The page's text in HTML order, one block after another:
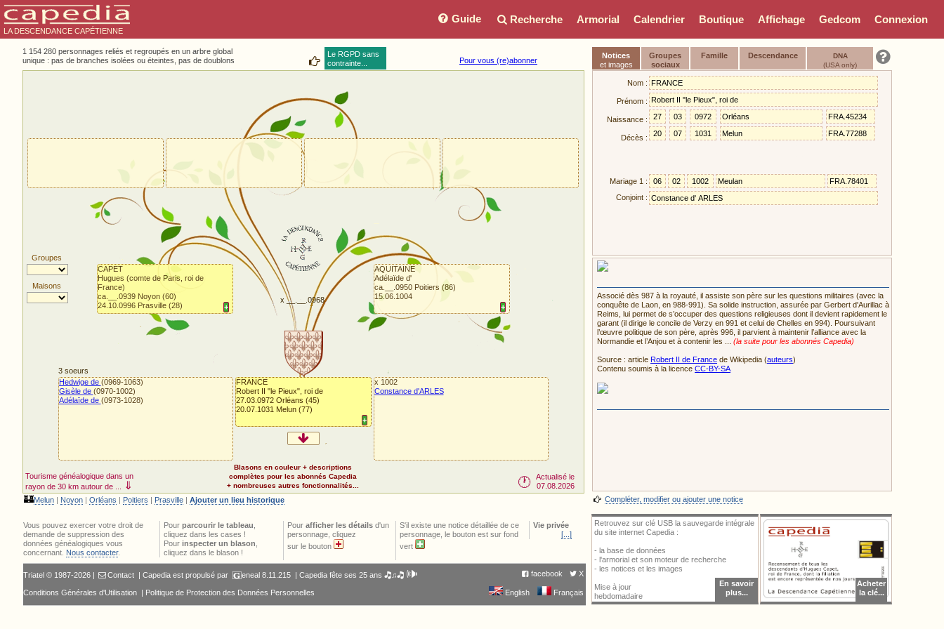
LA DESCENDANCE CAPÉTIENNE
Connexion
Gedcom
Affichage
Boutique
Calendrier
Armorial
Recherche
Guide
1 154 280 personnages reliés et regroupés en un arbre global
unique : pas de branches isolées ou éteintes, pas de doublons
Le RGPD sans
contrainte...
Pour vous (re)abonner
Groupes
Maisons
Tourisme généalogique dans un
rayon de 30 km autour de ...
⇓
+
FRANCE
Robert II "le Pieux", roi de
27.03.0972 Orléans (45)
20.07.1031 Melun (77)
+
CAPET
Hugues (comte de Paris, roi de
France)
ca.__.0939 Noyon (60)
24.10.0996 Prasville (28)
+
AQUITAINE
Adélaïde d'
ca.__.0950 Poitiers (86)
15.06.1004
x __.__.0968
3 soeurs
Hedwige de (0969-1063)
Gisèle de (0970-1002)
Adélaïde de (0973-1028)
x 1002
Constance d'ARLES
🏰Melun | Noyon | Orléans | Poitiers | Prasville | Ajouter un lieu historique
Blasons en couleur + descriptions
complètes pour les abonnés Capedia
+ nombreuses autres fonctionnalités...
🕐
Actualisé le
07.08.2026
Vous pouvez exercer votre droit de
demande de suppression des
données généalogiques vous
concernant. Nous contacter.
Pour parcourir le tableau
cliquez dans les cases !
Pour inspecter un blason
cliquez dans le blason !
Pour afficher les détails d'un
personnage, cliquez
sur le bouton
S'il existe une notice détaillée de ce
personnage, le bouton est sur fond
vert
Vie privée
[...]
Triatel © 1987-2026 | Contact | Capedia est propulsé par eneal8.11.215 | Capedia fête ses 25 ans 🎝♫🎝 🕪 facebook X
Conditions Générales d'Utilisation | Politique de Protection des Données Personnelles English Français
Retrouvez sur clé USB la sauvegarde intégrale
du site internet Capedia :
- la base de données
- l'armorial et son moteur de recherche
- les notices et les images
Mise à jour
hebdomadaire
En savoir
plus...
Acheter
la clé...
Notices
et images
Groupes
sociaux
Famille Descendance
DNA
(USA only)
Nom :
Prénom :
Naissance :
Décès :
Mariage 1 :
Conjoint :
Associé dès 987 à la royauté, il assiste son père sur les questions militaires (avec la
conquête de Laon, en 988-991). Sa solide instruction, assurée par Gerbert d'Aurillac à
Reims, lui permet de s’occuper des questions religieuses dont il devient rapidement le
garant (il dirige le concile de Verzy en 991 et celui de Chelles en 994). Poursuivant
l’œuvre politique de son père, après 996, il parvient à maintenir l’alliance avec la
Normandie et l’Anjou et à contenir les ... (la suite pour les abonnés Capedia)
Source : article Robert II de France de Wikipedia (auteurs)
Contenu soumis à la licence CC-BY-SA
Compléter, modifier ou ajouter une notice